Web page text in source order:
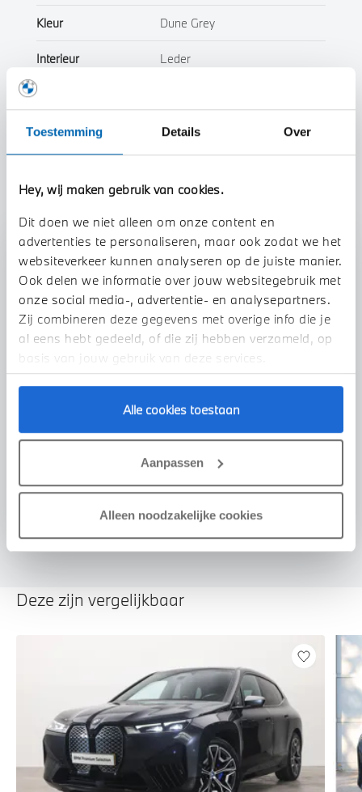
Toestemming Details Over
Hey, wij maken gebruik van cookies.
Dit doen we niet alleen om onze content en
advertenties te personaliseren, maar ook zodat we het
websiteverkeer kunnen analyseren op de juiste manier.
Ook delen we informatie over jouw websitegebruik met
onze social media-, advertentie- en analysepartners.
Zij combineren deze gegevens met overige info die je
al eens hebt gedeeld, of die zij hebben verzameld, op
basis van jouw gebruik van deze services.
Alle cookies toestaan
Aanpassen
Alleen noodzakelijke cookies
Stap 1 van 3
Uw auto inruilen?
Voorstel aanvragen
U vertelt meer over uw auto
We verrekenen de waarde van uw auto
Kleur Dune Grey
Interieur Leder
Btw/Marge
Toon alle eigenschappen
Deze zijn vergelijkbaar